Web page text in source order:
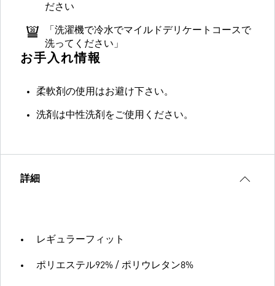
ださい
「洗濯機で冷水でマイルドデリケートコースで
洗ってください」
お手入れ情報
柔軟剤の使用はお避け下さい。
洗剤は中性洗剤をご使用ください。
詳細
レギュラーフィット
ポリエステル92% / ポリウレタン8%